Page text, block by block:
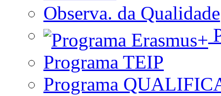
Observa. da Qualidade
Programa TEIP
Programa